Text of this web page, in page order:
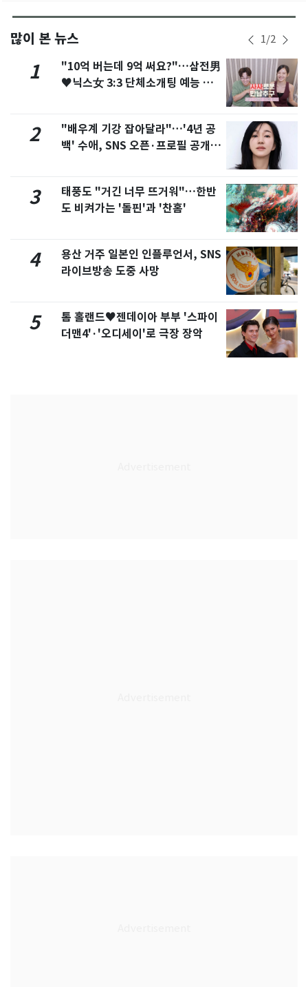
많이 본 뉴스 1/2
1
"10억 버는데 9억 써요?"…삼전男
♥닉스女 3:3 단체소개팅 예능 화
2
"배우계 기강 잡아달라"…'4년 공
백' 수애, SNS 오픈·프로필 공개
3
태풍도 "거긴 너무 뜨거워"…한반
도 비켜가는 '돌핀'과 '찬홈'
4
용산 거주 일본인 인플루언서, SNS
라이브방송 도중 사망
5
톰 홀랜드♥젠데이아 부부 '스파이
더맨4'·'오디세이'로 극장 장악